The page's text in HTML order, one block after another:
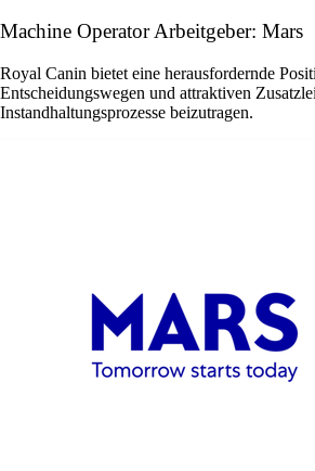
Machine Operator Arbeitgeber: Mars
Royal Canin bietet eine herausfordernde
Entscheidungswegen und attraktiven
Instandhaltungsprozesse beizutragen.